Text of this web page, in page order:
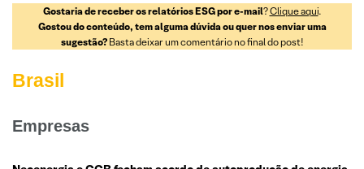
Gostaria de receber os relatórios ESG por e-mail?Clique aqui.
Gostou do conteúdo, tem alguma dúvida ou quer nos enviar uma
sugestão?Basta deixar um comentário no final do post!
Brasil
Empresas